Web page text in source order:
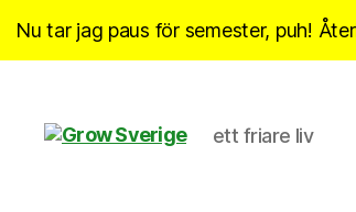
Nu tar jag paus för semester, puh!
ett friare liv